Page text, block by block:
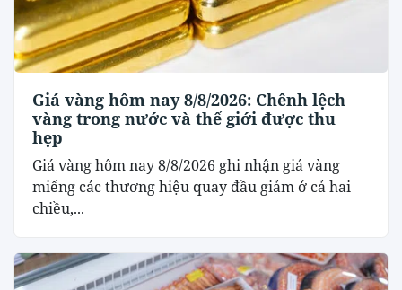
Giá vàng hôm nay 8/8/2026: Chênh lệch
vàng trong nước và thế giới được thu
hẹp
Giá vàng hôm nay 8/8/2026 ghi nhận giá vàng
miếng các thương hiệu quay đầu giảm ở cả hai
chiều,...